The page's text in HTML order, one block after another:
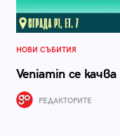
НОВИ СЪБИТИЯ
Veniamin се
РЕДАКТОРИТЕ